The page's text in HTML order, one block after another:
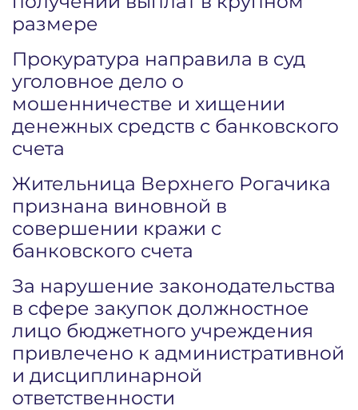
размере
Прокуратура направила в суд
уголовное дело о
мошенничестве и хищении
денежных средств с банковского
счета
Жительница Верхнего Рогачика
признана виновной в
совершении кражи с
банковского счета
За нарушение законодательства
в сфере закупок должностное
лицо бюджетного учреждения
привлечено к административной
и дисциплинарной
ответственности